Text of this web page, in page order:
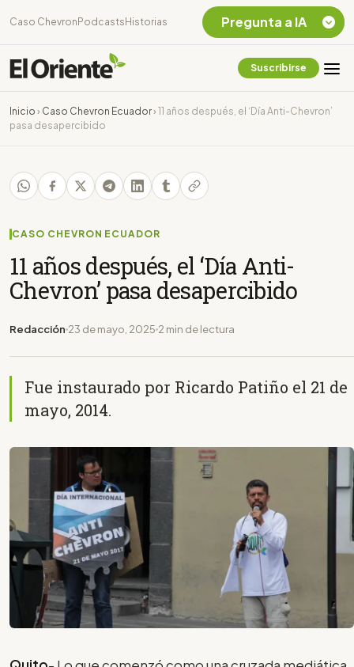
Caso Chevron Podcasts Historias
Suscribirse
Inicio › Caso Chevron Ecuador› 11 años después, el ‘Día Anti-Chevron’
pasa desapercibido
CASO CHEVRON ECUADOR
11 años después, el ‘Día Anti-
Chevron’ pasa desapercibido
Redacción 23 de mayo, 2025 2 min de lectura
Fue instaurado por Ricardo Patiño el 21 de
mayo, 2014.
Pregunta a IA
Chevron Ecuador